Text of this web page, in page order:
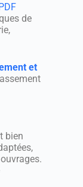
de
et
bien